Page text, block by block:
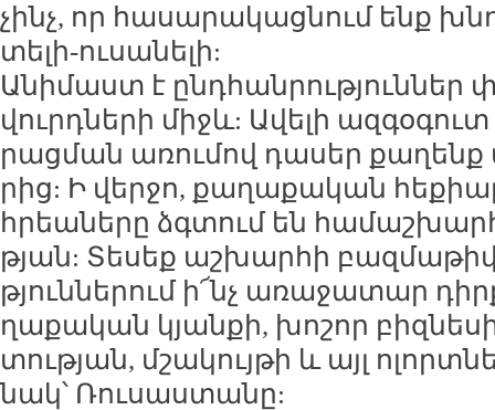
չինչ, որ հա­սա­րա­կաց­նում ենք
տե­լի-ու­սա­նե­լի:
Ա­նի­մաստ է ընդ­հան­րու­թյուն­ներ
վուրդ­նե­րի միջև: Ա­վե­լի
րաց­ման ա­ռու­մով դա­սեր
րից: Ի վեր­ջո, քա­ղա­քա­կան
հրեա­նե­րը ձգ­տում են
թյան: Տե­սեք աշ­խար­հի
թյուն­նե­րում ի՜նչ ա­ռա­ջա­տար
ղա­քա­կան կյան­քի, խո­շոր
տու­թյան, մշա­կույ­թի և այլ
նակ՝ Ռու­սաս­տա­նը: